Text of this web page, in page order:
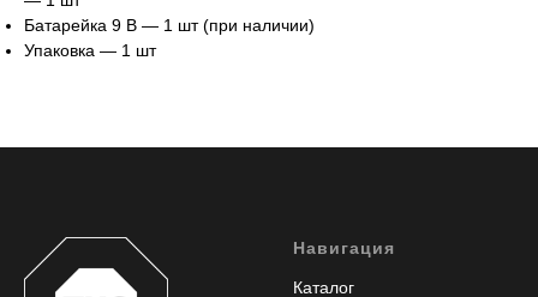
Батарейка 9 В — 1 шт (при наличии)
Упаковка — 1 шт
Навигация
Каталог